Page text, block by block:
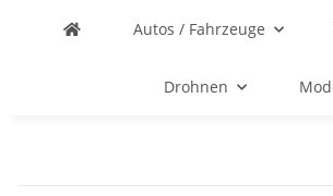
Autos / Fahrzeuge
Drohnen